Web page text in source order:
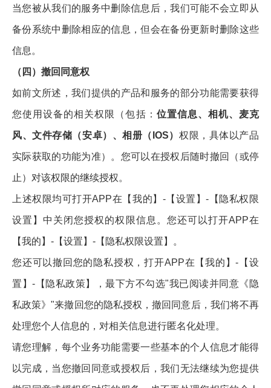
当您被从我们的服务中删除信息后，我们可能不会立即从
备份系统中删除相应的信息，但会在备份更新时删除这些
信息。
（四）撤回同意权
如前文所述，我们提供的产品和服务的部分功能需要获得
您使用设备的相关权限（包括： 位置信息、相机、麦克
风、文件存储（安卓）、相册（IOS）权限，具体以产品
实际获取的功能为准）。您可以在授权后随时撤回（或停
止）对该权限的继续授权。
上述权限均可打开APP在【我的】-【设置】-【隐私权限
设置】中关闭您授权的权限信息。您还可以打开APP在
【我的】-【设置】-【隐私权限设置】。
您还可以撤回您的隐私授权，打开APP在【我的】-【设
置】-【隐私政策】，最下方不勾选"我已阅读并同意《隐
私政策》"来撤回您的隐私授权，撤回同意后，我们将不再
处理您个人信息的，对相关信息进行匿名化处理。
请您理解，每个业务功能需要一些基本的个人信息才能得
以完成，当您撤回同意或授权后，我们无法继续为您提供